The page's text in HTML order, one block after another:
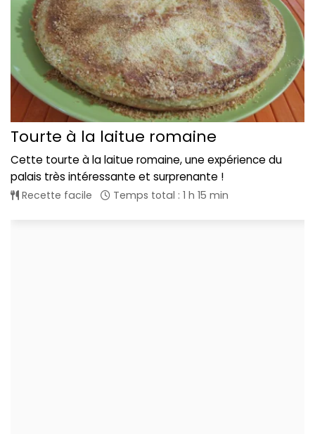
Tourte à la laitue romaine
Cette tourte à la laitue romaine, une expérience du
palais très intéressante et surprenante !
Recette facile Temps total : 1 h 15 min